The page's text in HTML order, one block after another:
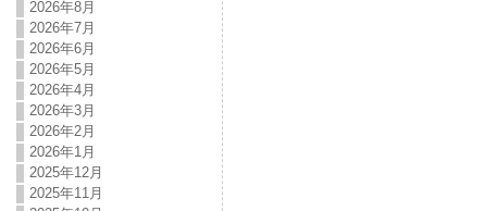
2026年8月
2026年7月
2026年6月
2026年5月
2026年4月
2026年3月
2026年2月
2026年1月
2025年12月
2025年11月